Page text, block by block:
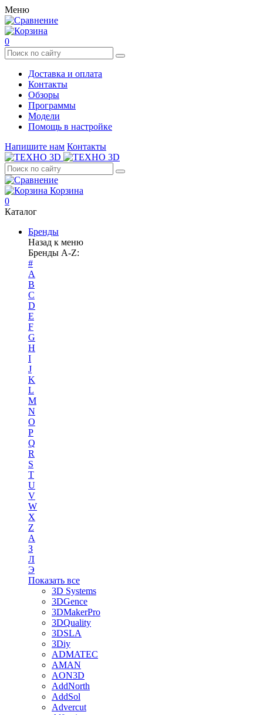
Меню
0
Доставка и оплата
Контакты
Обзоры
Программы
Модели
Помощь в настройке
Напишите нам Контакты
Корзина
0
Каталог
Бренды
Назад к меню
Бренды A-Z:
#
A
B
C
D
E
F
G
H
I
J
K
L
M
N
O
P
Q
R
S
T
U
V
W
X
Z
А
З
Л
Э
Показать все
3D Systems
3DGence
3DMakerPro
3DQuality
3DSLA
3Diy
ADMATEC
AMAN
AON3D
AddNorth
AddSol
Advercut